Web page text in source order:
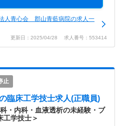
人青心会 郡山青藍病院の求人一
更新日：2025/04/28 求人番号：553414
止
臨床工学技士求人(正職員)
・内科・血液透析の未経験・ブ
工学技士＞